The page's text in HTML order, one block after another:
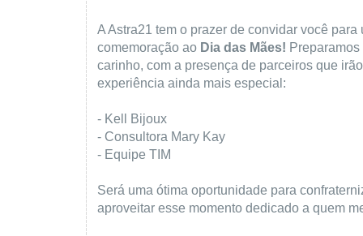
A Astra21 tem o prazer de convidar você
comemoração ao Dia das Mães!
carinho, com a presença de parceiros que
experiência ainda mais especial:
- Kell Bijoux
- Consultora Mary Kay
- Equipe TIM
Será uma ótima oportunidade para
aproveitar esse momento dedicado a quem